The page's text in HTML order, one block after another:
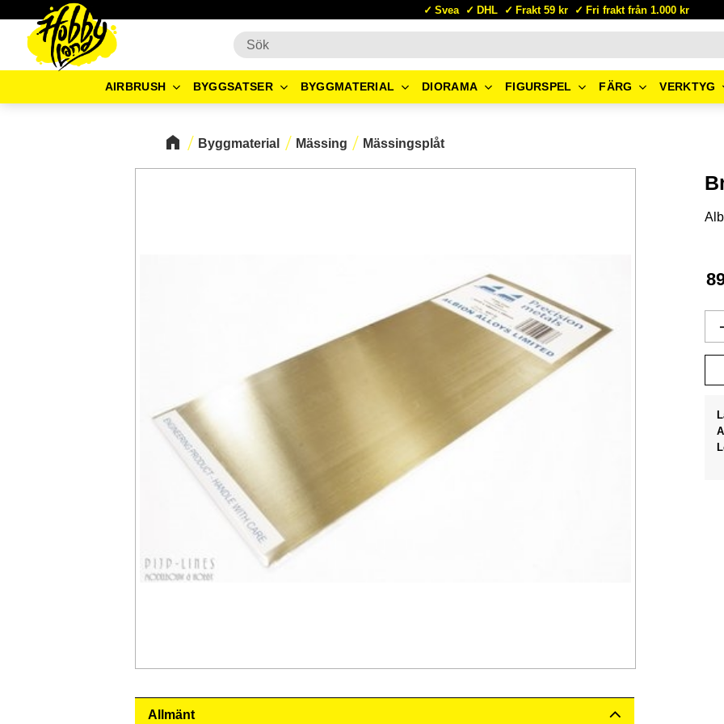
Svea DHL Frakt 59 kr Fri frakt från 1.000 kr
AIRBRUSH BYGGSATSER BYGGMATERIAL DIORAMA FIGURSPEL FÄRG VERKTYG
Byggmaterial Mässing Mässingsplåt
-
Allmänt